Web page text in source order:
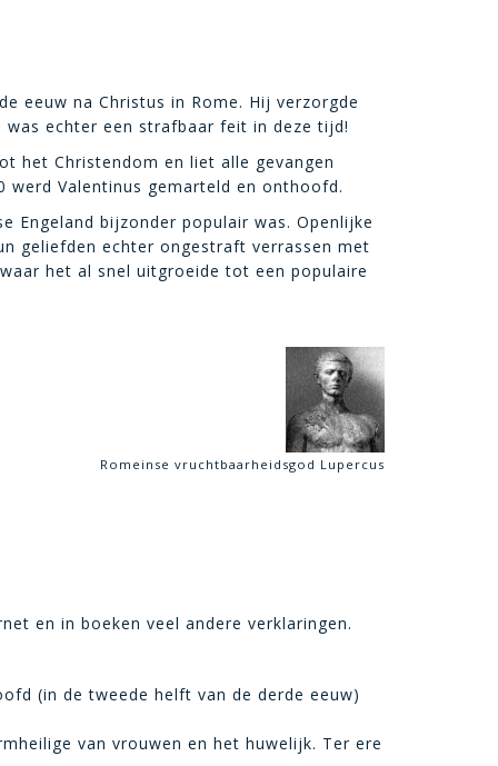
eeuw na Christus in Rome. Hij verzorgde
echter een strafbaar feit in deze tijd!
het Christendom en liet alle gevangen
werd Valentinus gemarteld en onthoofd.
Engeland bijzonder populair was. Openlijke
geliefden echter ongestraft verrassen met
het al snel uitgroeide tot een populaire
Romeinse vruchtbaarheidsgod Lupercus
en in boeken veel andere verklaringen.
(in de tweede helft van de derde eeuw)
van vrouwen en het huwelijk. Ter ere